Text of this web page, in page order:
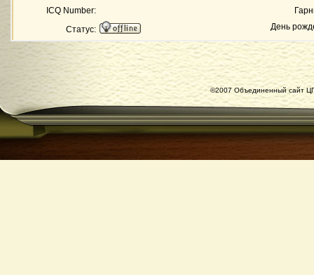
День
ICQ Number:
Статус:
©2007 Объединенный сайт